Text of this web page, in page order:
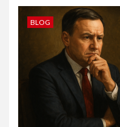
BLOG